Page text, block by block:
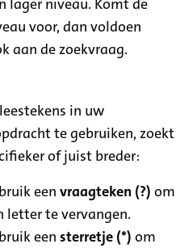
voor, dan voldoen
aan de zoekvraag.
in uw
te gebruiken, zoekt
of juist breder:
eenvraagteken (?) om
letter te vervangen.
eensterretje (*) om